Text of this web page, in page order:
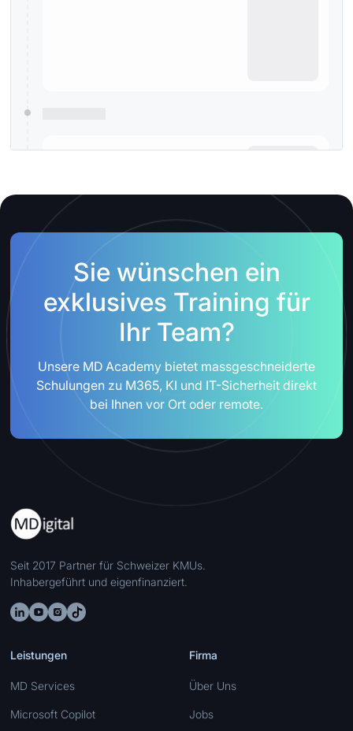
Sie wünschen ein
exklusives Training für
Ihr Team?
Unsere MD Academy bietet massgeschneiderte
Schulungen zu M365, KI und IT-Sicherheit direkt
bei Ihnen vor Ort oder remote.
Seit 2017 Partner für Schweizer KMUs.
Inhabergeführt und eigenfinanziert.
Leistungen
MD Services
Microsoft Copilot
Firma
Über Uns
Jobs